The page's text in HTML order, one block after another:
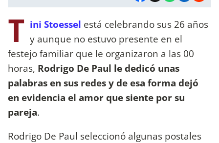
T ini Stoessel está celebrando sus 26 años
y aunque no estuvo presente en el
festejo familiar que le organizaron a las 00
horas, Rodrigo De Paul le dedicó unas
palabras en sus redes y de esa forma dejó
en evidencia el amor que siente por su
pareja.
Rodrigo De Paul seleccionó algunas postales